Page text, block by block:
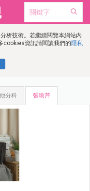
析技術。若繼續閱覽本網站內
cookies資訊請閱讀我們的隱私
分科 張瑜芹